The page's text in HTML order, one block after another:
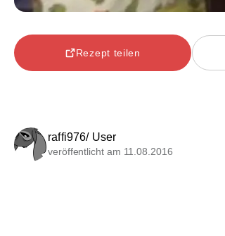
Rezept teilen
raffi976/ User
veröffentlicht am 11.08.2016